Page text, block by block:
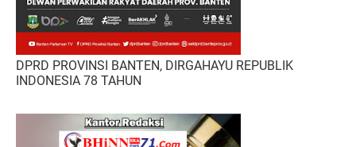
DPRD PROVINSI BANTEN, DIRGAHAYU REPUBLIK
INDONESIA 78 TAHUN